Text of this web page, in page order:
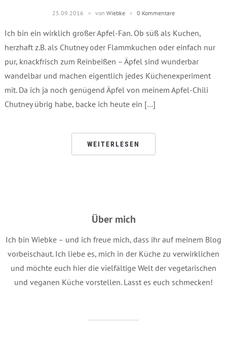
25.09.2016 von Wiebke 0 Kommentare
Ich bin ein wirklich großer Apfel-Fan. Ob süß als Kuchen,
herzhaft z.B. als Chutney oder Flammkuchen oder einfach nur
pur, knackfrisch zum Reinbeißen – Äpfel sind wunderbar
wandelbar und machen eigentlich jedes Küchenexperiment
mit. Da ich ja noch genügend Äpfel von meinem Apfel-Chili
Chutney übrig habe, backe ich heute ein […]
WEITERLESEN
Über mich
Ich bin Wiebke – und ich freue mich, dass ihr auf meinem Blog
vorbeischaut. Ich liebe es, mich in der Küche zu verwirklichen
und möchte euch hier die vielfältige Welt der vegetarischen
und veganen Küche vorstellen. Lasst es euch schmecken!